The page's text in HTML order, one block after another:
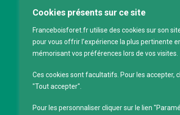
Cookies présents sur ce site
Franceboisforet.fr utilise des cookies sur son
pour vous offrir l’expérience la plus pertinente
mémorisant vos préférences lors de vos visites.
Ces cookies sont facultatifs. Pour les accepter,
"Tout accepter".
Pour les personnaliser cliquer sur le lien